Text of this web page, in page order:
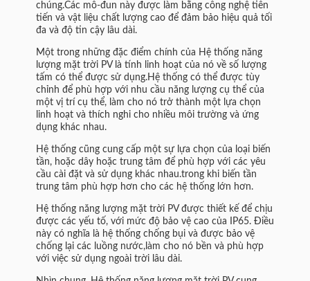
chúng.Các mô-đun này được làm bằng công nghệ tiên
tiến và vật liệu chất lượng cao để đảm bảo hiệu quả tối
đa và độ tin cậy lâu dài.
Một trong những đặc điểm chính của Hệ thống năng
lượng mặt trời PV là tính linh hoạt của nó về số lượng
tấm có thể được sử dụng.Hệ thống có thể được tùy
chỉnh để phù hợp với nhu cầu năng lượng cụ thể của
một vị trí cụ thể, làm cho nó trở thành một lựa chọn
linh hoạt và thích nghi cho nhiều môi trường và ứng
dụng khác nhau.
Hệ thống cũng cung cấp một sự lựa chọn của loại biến
tần, hoặc dây hoặc trung tâm để phù hợp với các yêu
cầu cài đặt và sử dụng khác nhau.trong khi biến tần
trung tâm phù hợp hơn cho các hệ thống lớn hơn.
Hệ thống năng lượng mặt trời PV được thiết kế để chịu
được các yếu tố, với mức độ bảo vệ cao của IP65. Điều
này có nghĩa là hệ thống chống bụi và được bảo vệ
chống lại các luồng nước,làm cho nó bền và phù hợp
với việc sử dụng ngoài trời lâu dài.